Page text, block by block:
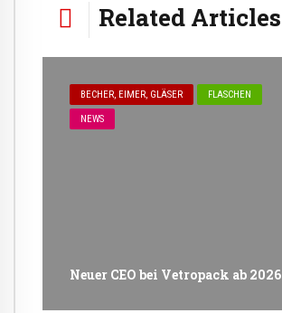
Related Articles
BECHER, EIMER, GLÄSER FLASCHEN
NEWS
Neuer CEO bei Vetropack ab 2026